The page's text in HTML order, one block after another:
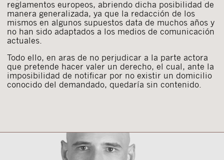
reglamentos europeos, abriendo dicha posibilidad de
manera generalizada, ya que la redacción de los
mismos en algunos supuestos data de muchos años y
no han sido adaptados a los medios de comunicación
actuales.
Todo ello, en aras de no perjudicar a la parte actora
que pretende hacer valer un derecho, el cual, ante la
imposibilidad de notificar por no existir un domicilio
conocido del demandado, quedaría sin contenido.